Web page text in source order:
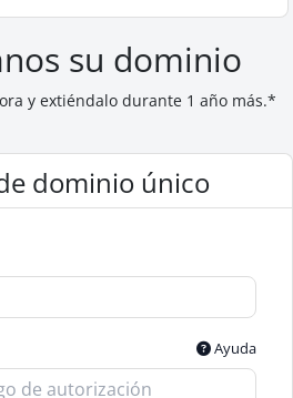
su dominio
y extiéndalo durante 1 año más.*
dominio único
Ayuda